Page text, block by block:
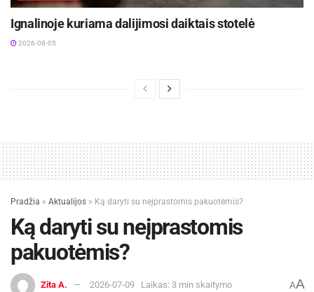
Ignalinoje kuriama dalijimosi daiktais stotelė
2026-08-05
Pradžia » Aktualijos » Ką daryti su neįprastomis pakuotėmis?
Ką daryti su neįprastomis
pakuotėmis?
Zita A. 2026-07-09 Laikas: 3 min skaitymo AA